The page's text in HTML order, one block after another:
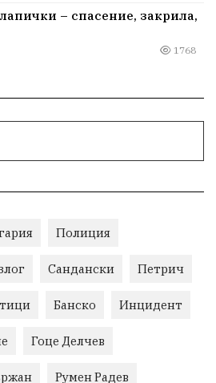
– спасение, закрила,
1768
Полиция
Сандански Петрич
Банско Инцидент
Гоце Делчев
Румен Радев